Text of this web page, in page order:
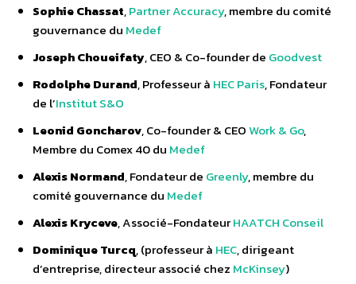
Sophie Chassat,Partner Accuracy, membre du comité
gouvernance du Medef
Joseph Choueifaty, CEO & Co-founder de Goodvest
Rodolphe Durand, Professeur à HEC Paris, Fondateur
de l’Institut S&O
Leonid Goncharov, Co-founder & CEO Work & Go,
Membre du Comex 40 du Medef
Alexis Normand, Fondateur de Greenly, membre du
comité gouvernance du Medef
Alexis Kryceve, Associé-FondateurHAATCH Conseil
Dominique Turcq, (professeur à HEC, dirigeant
d’entreprise, directeur associé chez McKinsey)